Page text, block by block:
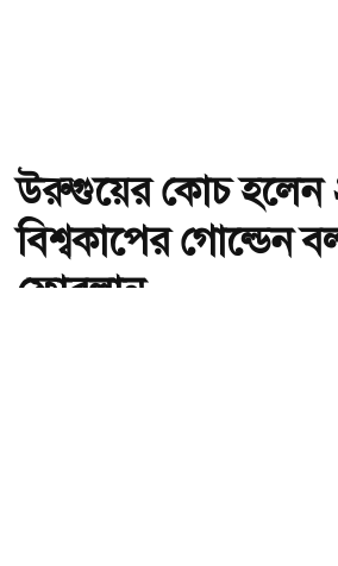
উরুগুয়ের কোচ হলেন
বিশ্বকাপের গোল্ডেন
ফোরলান